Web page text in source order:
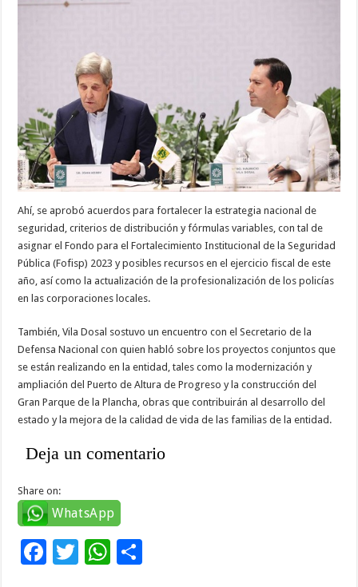
Ahí, se aprobó acuerdos para fortalecer la estrategia nacional de
seguridad, criterios de distribución y fórmulas variables, con tal de
asignar el Fondo para el Fortalecimiento Institucional de la Seguridad
Pública (Fofisp) 2023 y posibles recursos en el ejercicio fiscal de este
año, así como la actualización de la profesionalización de los policías
en las corporaciones locales.
También, Vila Dosal sostuvo un encuentro con el Secretario de la
Defensa Nacional con quien habló sobre los proyectos conjuntos que
se están realizando en la entidad, tales como la modernización y
ampliación del Puerto de Altura de Progreso y la construcción del
Gran Parque de la Plancha, obras que contribuirán al desarrollo del
estado y la mejora de la calidad de vida de las familias de la entidad.
Deja un comentario
Share on:
WhatsApp
F
T
W